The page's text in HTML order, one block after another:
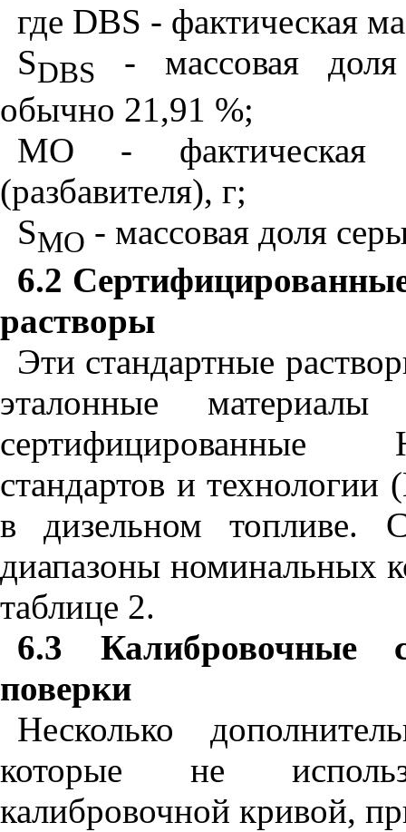
где DBS - фактическая
SDBS
- массовая
обычно 21,91 %;
МО - фактическая
(разбавителя), г;
SMO - массовая доля
6.2
растворы
Эти стандартные
эталонные
сертифицированные
стандартов и технологии (
в дизельном топливе.
диапазоны номинальных
таблице 2.
6.3 Калибровочные
поверки
Несколько
которые не
калибровочной кривой,